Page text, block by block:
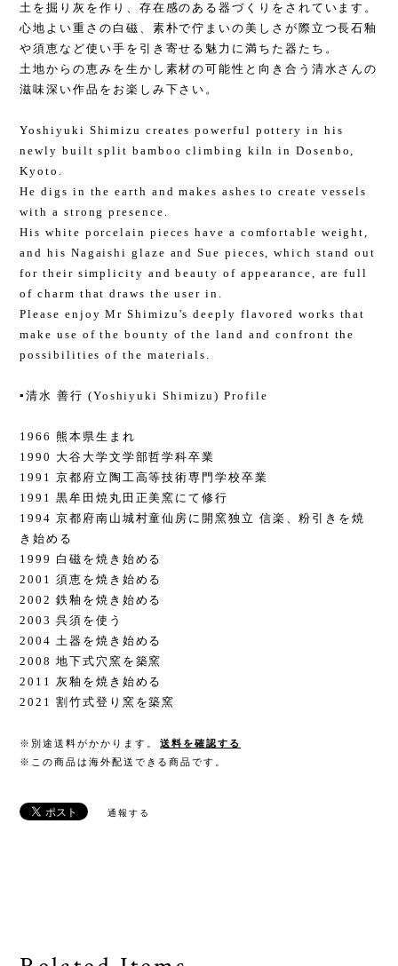
土を掘り灰を作り、存在感のある器づくりをされています。
心地よい重さの白磁、素朴で佇まいの美しさが際立つ長石釉
や須恵など使い手を引き寄せる魅力に満ちた器たち。
土地からの恵みを生かし素材の可能性と向き合う清水さんの
滋味深い作品をお楽しみ下さい。
Yoshiyuki Shimizu creates powerful pottery in his
newly built split bamboo climbing kiln in Dosenbo,
Kyoto.
He digs in the earth and makes ashes to create vessels
with a strong presence.
His white porcelain pieces have a comfortable weight,
and his Nagaishi glaze and Sue pieces, which stand out
for their simplicity and beauty of appearance, are full
of charm that draws the user in.
Please enjoy Mr Shimizu's deeply flavored works that
make use of the bounty of the land and confront the
possibilities of the materials.
▪️清水 善行 (Yoshiyuki Shimizu) Profile
1966 熊本県生まれ
1990 大谷大学文学部哲学科卒業
1991 京都府立陶工高等技術専門学校卒業
1991 黒牟田焼丸田正美窯にて修行
1994 京都府南山城村童仙房に開窯独立 信楽、粉引きを焼
き始める
1999 白磁を焼き始める
2001 須恵を焼き始める
2002 鉄釉を焼き始める
2003 呉須を使う
2004 土器を焼き始める
2008 地下式穴窯を築窯
2011 灰釉を焼き始める
2021 割竹式登り窯を築窯
※別途送料がかかります。
送料を確認する
※この商品は海外配送できる商品です。
通報する